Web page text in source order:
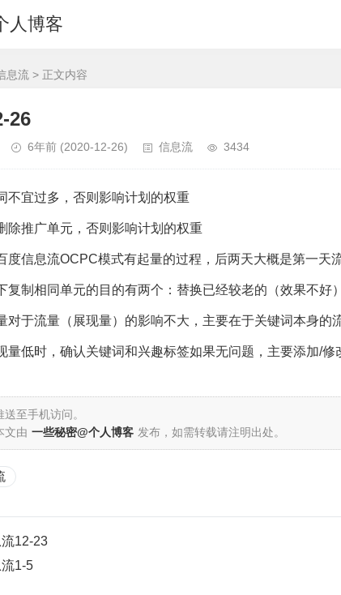
人博客
息流 > 正文内容
26
6年前 (2020-12-26) 信息流 3434
不宜过多，否则影响计划的权重
除推广单元，否则影响计划的权重
度信息流OCPC模式有起量的过程，后两天大概是第一天
复制相同单元的目的有两个：替换已经较老的（效果不好
对于流量（展现量）的影响不大，主要在于关键词本身的
量低时，确认关键词和兴趣标签如果无问题，主要添加/修
至手机访问。
文由 一些秘密@个人博客 发布，如需转载请注明出处。
12-23
1-5